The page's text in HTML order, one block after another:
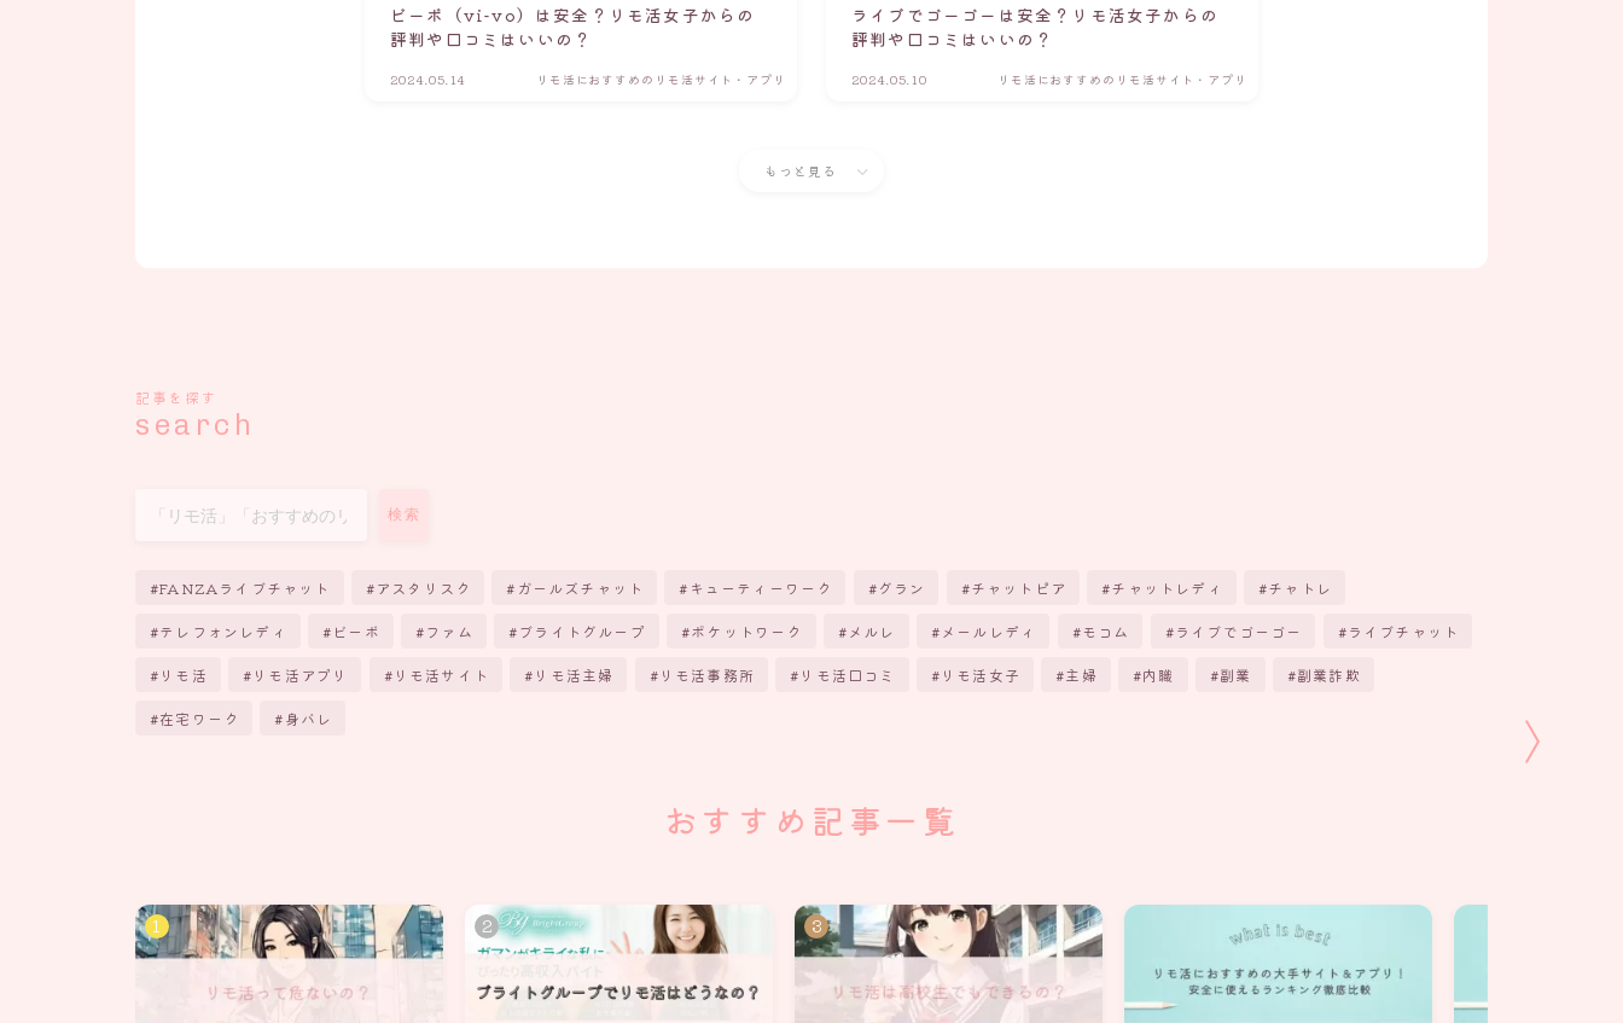
ビーボ（vi-vo）は安全？リモ活女子からの
評判や口コミはいいの？
2024.05.14 リモ活におすすめのリモ活サイト・アプリ
ライブでゴーゴーは安全？リモ活女子からの
評判や口コミはいいの？
2024.05.10 リモ活におすすめのリモ活サイト・アプリ
もっと見る
記事を探す
search
検索
FANZAライブチャット アスタリスク ガールズチャット キューティーワーク グラン チャットピア チャットレディ チャトレ
テレフォンレディ ビーボ ファム ブライトグループ ポケットワーク メルレ メールレディ モコム ライブでゴーゴー ライブチャット
リモ活 リモ活アプリ リモ活サイト リモ活主婦 リモ活事務所 リモ活口コミ リモ活女子 主婦 内職 副業 副業詐欺
在宅ワーク 身バレ
おすすめ記事一覧